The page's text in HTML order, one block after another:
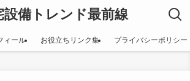
設備トレンド最前線
ィール お役立ちリンク集 プライバシーポリシー